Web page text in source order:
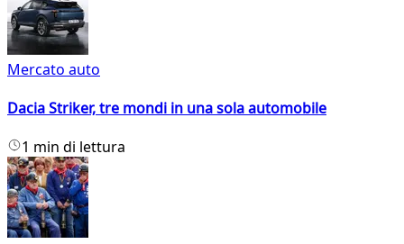
Mercato auto
Dacia Striker, tre mondi in una sola automobile
1 min di lettura